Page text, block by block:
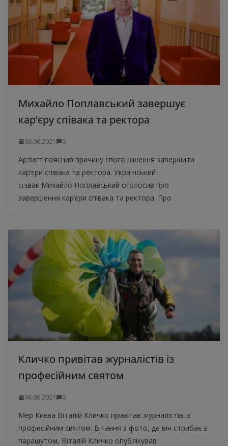
Михайло Поплавський завершує
кар’єру співака та ректора
06.06.2021 0
Артист пояснив причину свого рішення завершити
кар’єри співака та ректора. Український
співак Михайло Поплавський оголосив про
завершення кар’єри співака та ректора. Про
Кличко привітав журналістів із
професійним святом
06.06.2021 0
Мер Києва Віталій Кличко привітав журналістів із
професійним святом. Вітання з фото, де він стрибає з
парашутом, Віталій Кличко опублікував